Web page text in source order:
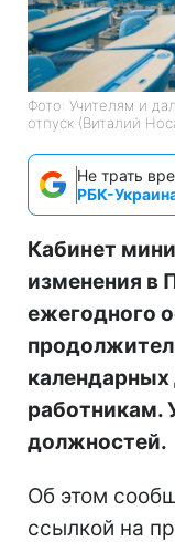
Фото: Учителям и
отпуск (Виталий
Не трать
РБК-
Кабинет
изменения в
ежегодного
календарных
работникам.
должностей.
Об этом
ссылкой на